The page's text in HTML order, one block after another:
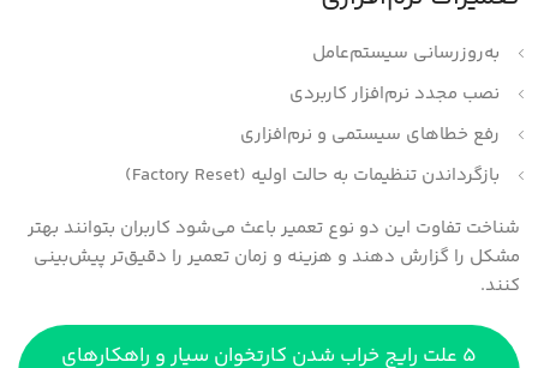
به‌روزرسانی سیستم‌عامل
نصب مجدد نرم‌افزار کاربردی
رفع خطاهای سیستمی و نرم‌افزاری
بازگرداندن تنظیمات به حالت اولیه (Factory Reset)
شناخت تفاوت این دو نوع تعمیر باعث می‌شود کاربران بتوانند بهتر
مشکل را گزارش دهند و هزینه و زمان تعمیر را دقیق‌تر پیش‌بینی
کنند.
5 علت رایج خراب شدن کارتخوان سیار و راهکارهای